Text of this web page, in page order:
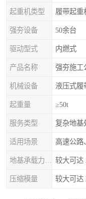
起重机类型 履带起重
强夯设备 50余台
驱动型式 内燃式
产品名称 强夯施工
机械设备 液压式履
起重量 ≥50t
服务类型 复杂地基
适用场景 高速公路
较大可达
压缩模量 较大可达